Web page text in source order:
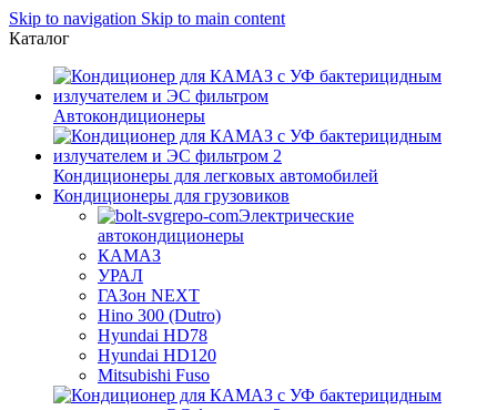
Skip to navigation Skip to main content
Каталог
Автокондиционеры
Кондиционеры для легковых автомобилей
Кондиционеры для грузовиков
Электрические
автокондиционеры
КАМАЗ
УРАЛ
ГАЗон NEXT
Hino 300 (Dutro)
Hyundai HD78
Hyundai HD120
Mitsubishi Fuso